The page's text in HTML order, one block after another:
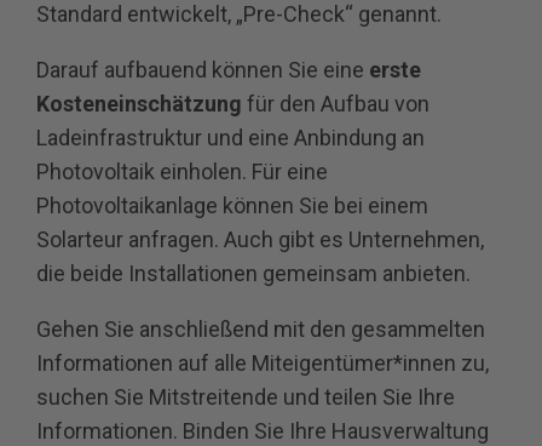
Standard entwickelt, „Pre-Check“ genannt.
Darauf aufbauend können Sie eine erste
Kosteneinschätzung für den Aufbau von
Ladeinfrastruktur und eine Anbindung an
Photovoltaik einholen. Für eine
Photovoltaikanlage können Sie bei einem
Solarteur anfragen. Auch gibt es Unternehmen,
die beide Installationen gemeinsam anbieten.
Gehen Sie anschließend mit den gesammelten
Informationen auf alle Miteigentümer*innen zu,
suchen Sie Mitstreitende und teilen Sie Ihre
Informationen. Binden Sie Ihre Hausverwaltung